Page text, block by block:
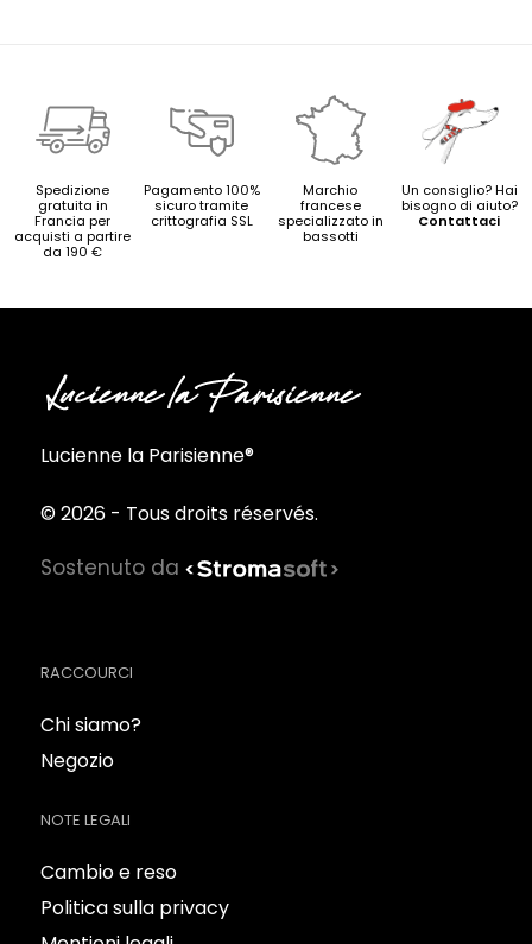
Spedizione
gratuita in
Francia per
acquisti a partire
da 190 €
Pagamento 100%
sicuro tramite
crittografia SSL
Marchio
francese
specializzato in
bassotti
Un consiglio? Hai
bisogno di aiuto?
Contattaci
Lucienne la Parisienne®
© 2026 - Tous droits réservés.
Sostenuto da
RACCOURCI
Chi siamo?
Negozio
NOTE LEGALI
Cambio e reso
Politica sulla privacy